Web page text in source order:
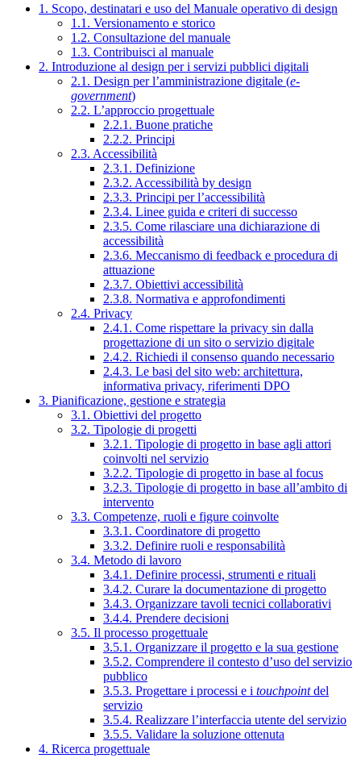
1. Scopo, destinatari e uso del Manuale operativo di design
1.1. Versionamento e storico
1.2. Consultazione del manuale
1.3. Contribuisci al manuale
2. Introduzione al design per i servizi pubblici digitali
2.1. Design per l’amministrazione digitale (e-
government)
2.2. L’approccio progettuale
2.2.1. Buone pratiche
2.2.2. Principi
2.3. Accessibilità
2.3.1. Definizione
2.3.2. Accessibilità by design
2.3.3. Principi per l’accessibilità
2.3.4. Linee guida e criteri di successo
2.3.5. Come rilasciare una dichiarazione di
accessibilità
2.3.6. Meccanismo di feedback e procedura di
attuazione
2.3.7. Obiettivi accessibilità
2.3.8. Normativa e approfondimenti
2.4. Privacy
2.4.1. Come rispettare la privacy sin dalla
progettazione di un sito o servizio digitale
2.4.2. Richiedi il consenso quando necessario
2.4.3. Le basi del sito web: architettura,
informativa privacy, riferimenti DPO
3. Pianificazione, gestione e strategia
3.1. Obiettivi del progetto
3.2. Tipologie di progetti
3.2.1. Tipologie di progetto in base agli attori
coinvolti nel servizio
3.2.2. Tipologie di progetto in base al focus
3.2.3. Tipologie di progetto in base all’ambito di
intervento
3.3. Competenze, ruoli e figure coinvolte
3.3.1. Coordinatore di progetto
3.3.2. Definire ruoli e responsabilità
3.4. Metodo di lavoro
3.4.1. Definire processi, strumenti e rituali
3.4.2. Curare la documentazione di progetto
3.4.3. Organizzare tavoli tecnici collaborativi
3.4.4. Prendere decisioni
3.5. Il processo progettuale
3.5.1. Organizzare il progetto e la sua gestione
3.5.2. Comprendere il contesto d’uso del servizio
pubblico
3.5.3. Progettare i processi e i touchpointdel
servizio
3.5.4. Realizzare l’interfaccia utente del servizio
3.5.5. Validare la soluzione ottenuta
4. Ricerca progettuale